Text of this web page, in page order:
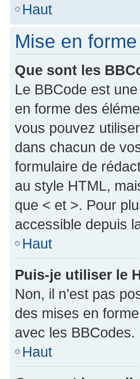
Haut
Mise en
Que sont les
Le BBCode est
en forme des
vous pouvez
dans chacun de
formulaire de
au style HTML,
que < et >. Pour
accessible depuis
Haut
Puis-je utiliser le
Non, il n’est pas
des mises en
avec les BBCodes.
Haut